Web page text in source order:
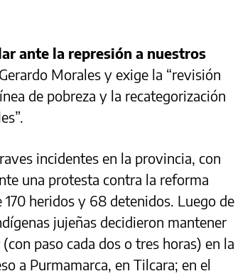
ante la represión a nuestros
Morales y exige la “revisión
de pobreza y la recategorización
incidentes en la provincia, con
una protesta contra la reforma
heridos y 68 detenidos. Luego de
jujeñas decidieron mantener
paso cada dos o tres horas) en la
a Purmamarca, en Tilcara; en el